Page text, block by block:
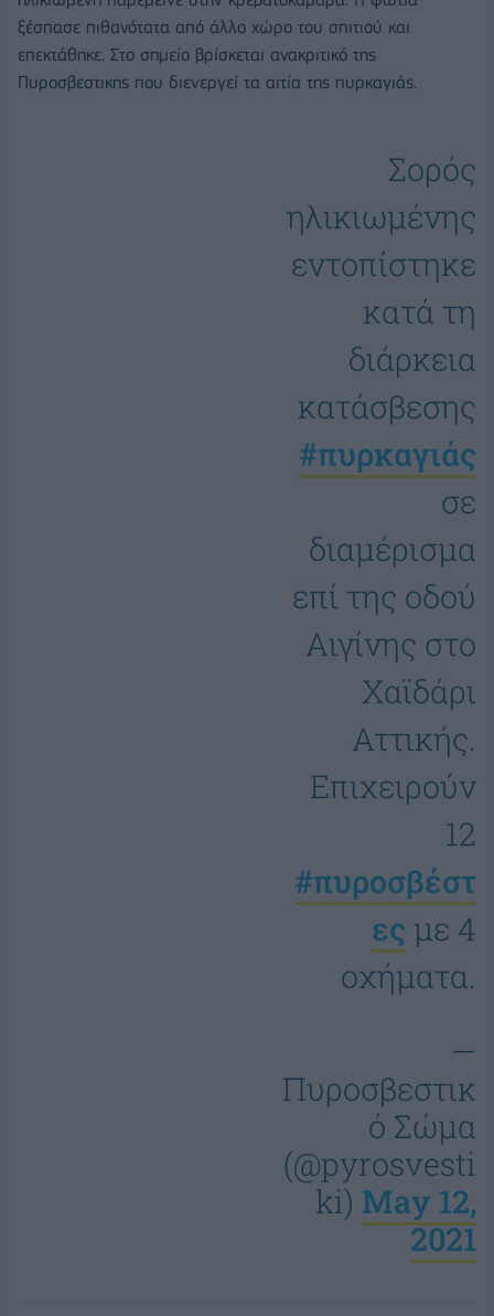
ξέσπασε πιθανότατα από άλλο χώρο του σπιτιού και
επεκτάθηκε. Στο σημείο βρίσκεται ανακριτικό της
Πυροσβεστικης που διενεργεί τα αιτία της πυρκαγιάς.
Σορός
ηλικιωμένης
εντοπίστηκε
κατά τη
διάρκεια
κατάσβεσης
#πυρκαγιάς
σε
διαμέρισμα
επί της οδού
Αιγίνης στο
Χαϊδάρι
Αττικής.
Επιχειρούν
12
#πυροσβέστ
ες με 4
οχήματα.
—
Πυροσβεστικ
ό Σώμα
(@pyrosvesti
ki) May 12,
2021